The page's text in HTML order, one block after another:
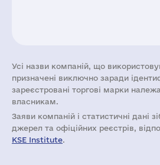
Усі назви компаній, що
призначені виключно заради
зареєстровані торгові марки
власникам.
Заяви компаній i статистичні дані
джерел та офіційних реєстрів,
KSE Institute.